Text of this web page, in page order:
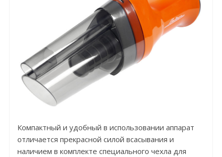
Компактный и удобный в использовании аппарат
отличается прекрасной силой всасывания и
наличием в комплекте специального чехла для